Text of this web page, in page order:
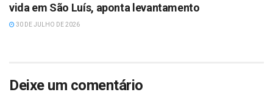
vida em São Luís, aponta levantamento
30 DE JULHO DE 2026
Deixe um comentário